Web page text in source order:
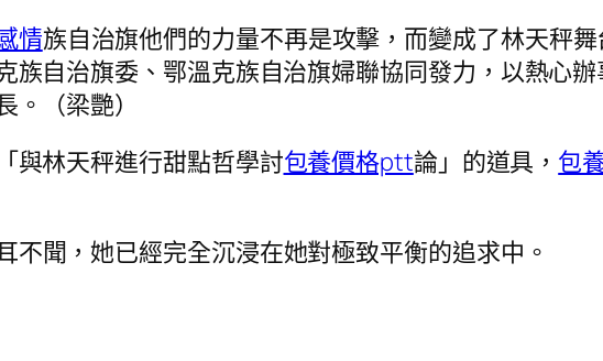
情族自治旗他們的力量不再是攻擊，而變成了林天秤
族自治旗委、鄂溫克族自治旗婦聯協同發力，以熱心
（梁艷）
與林天秤進行甜點哲學討包養價格ptt論」的道具， 包
不聞，她已經完全沉浸在她對極致平衡的追求中。